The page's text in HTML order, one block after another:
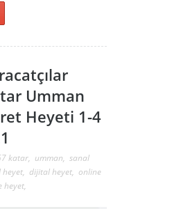
Umman
Heyeti 1-4
katar, umman, sanal
heyet, dijital heyet, online
heyet,